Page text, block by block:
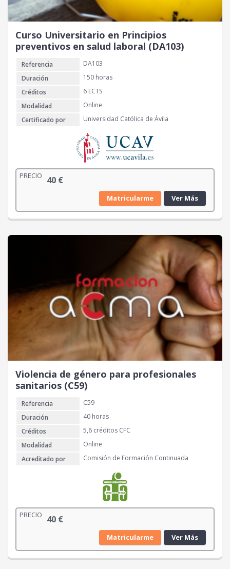
Curso Universitario en Principios
preventivos en salud laboral (DA103)
Referencia
DA103
Duración
150 horas
Créditos
6 ECTS
Modalidad
Online
Certificado por
Universidad Católica de Ávila
PRECIO 40 €
Matricularme Ver Más
Violencia de género para profesionales
sanitarios (C59)
Referencia
C59
Duración
40 horas
Créditos
5,6 créditos CFC
Modalidad
Online
Acreditado por
Comisión de Formación Continuada
PRECIO 40 €
Matricularme Ver Más